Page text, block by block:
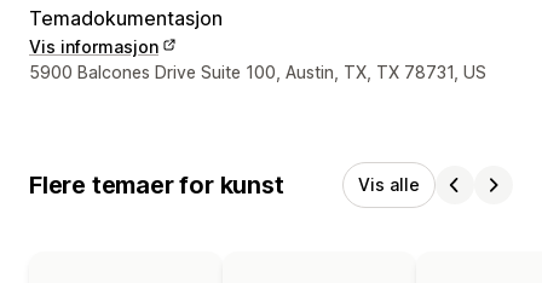
Temadokumentasjon
Vis informasjon
Designerens kontaktinfo
5900 Balcones Drive Suite 100, Austin, TX, TX 78731, US
Flere temaer for kunst Vis alle